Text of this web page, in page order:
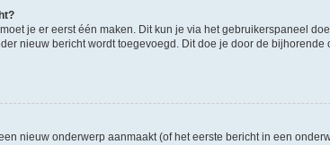
je er eerst één maken. Dit kun je via het gebruikerspaneel
nieuw bericht wordt toegevoegd. Dit doe je door de
nieuw onderwerp aanmaakt (of het eerste bericht in een